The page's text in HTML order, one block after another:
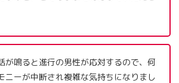
が鳴ると進行の男性が応対するので、何
ニーが中断され複雑な気持ちになりまし